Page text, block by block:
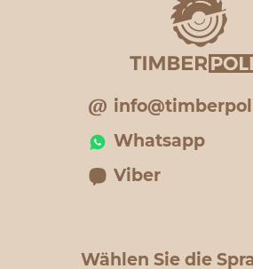
Whatsapp
Viber
Wählen Sie die